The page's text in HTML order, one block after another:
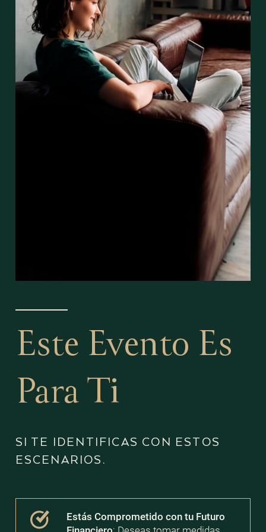
Este Evento Es
Para Ti
SI TE IDENTIFICAS CON ESTOS
ESCENARIOS.
Estás Comprometido con tu Futuro